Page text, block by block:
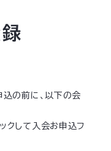
込の前に、以下の会
クして入会お申込フ